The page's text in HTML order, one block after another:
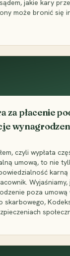
jakie kary
może bronić się
za płacenie
czyli wypłata
umową, to nie
poza umową
skarbowego,